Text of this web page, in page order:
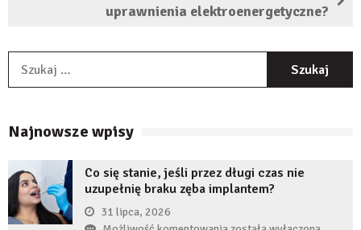
uprawnienia elektroenergetyczne?
Najnowsze wpisy
Co się stanie, jeśli przez długi czas nie
uzupełnię braku zęba implantem?
31 lipca, 2026